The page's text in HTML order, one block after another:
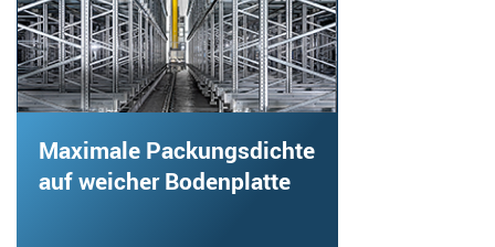
Maximale Packungsdichte
auf weicher Bodenplatte